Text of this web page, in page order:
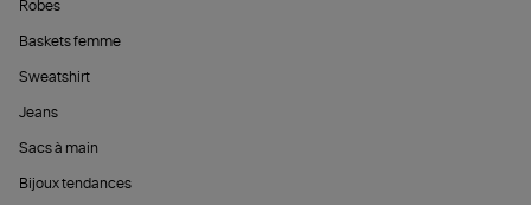
Robes
Baskets femme
Sweatshirt
Jeans
Sacs à main
Bijoux tendances